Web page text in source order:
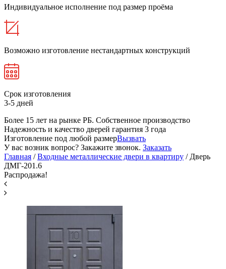
Индивидуальное исполнение под размер проёма
Возможно изготовление нестандартных конструкций
Срок изготовления
3-5 дней
Более 15 лет на рынке РБ. Cобственное производство
Надежность и качество дверей гарантия 3 года
Изготовление под любой размерВызвать
У вас возник вопрос? Закажите звонок. Заказать
Главная /Входные металлические двери в квартиру / Дверь
ДМГ-201.6
Распродажа!